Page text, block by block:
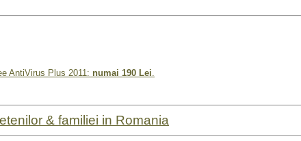
AntiVirus Plus 2011: numai 190 Lei.
& familiei in Romania